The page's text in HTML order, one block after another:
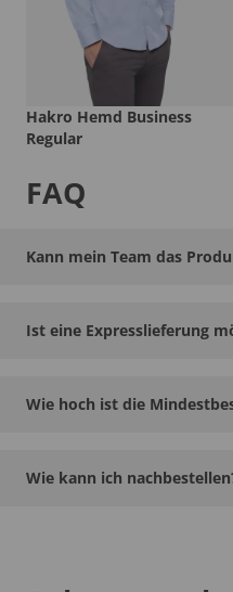
Hakro Hemd Business
Regular
FAQ
Kann mein Team das
Ist eine Expresslieferung
Wie hoch ist die
Wie kann ich